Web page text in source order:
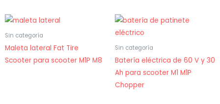
Sin categoría
Maleta lateral Fat Tire
Scooter para scooter M1P M8
Sin categoría
Batería eléctrica de 60 V y 30
Ah para scooter M1 M1P
Chopper